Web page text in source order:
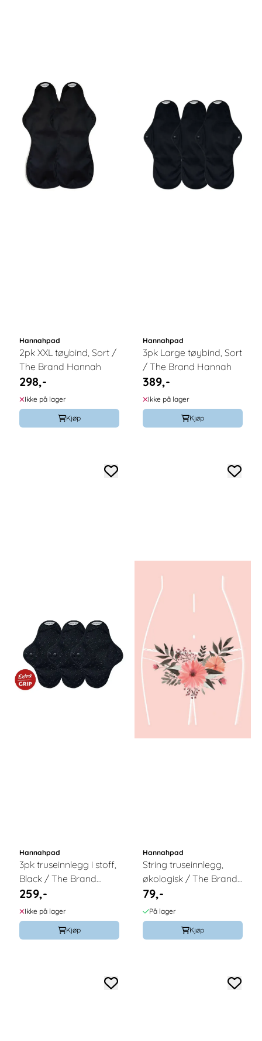
Hannahpad
2pk XXL tøybind, Sort /
The Brand Hannah
298,-
Ikke på lager
Kjøp
Hannahpad
3pk Large tøybind, Sort
/ The Brand Hannah
389,-
Ikke på lager
Kjøp
Hannahpad
3pk truseinnlegg i stoff,
Black / The Brand
Hannah
259,-
Ikke på lager
Kjøp
Hannahpad
String truseinnlegg,
økologisk / The Brand
Hannah
79,-
På lager
Kjøp